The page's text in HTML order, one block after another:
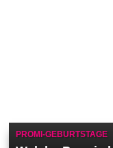
PROMI-GEBURTSTAGE